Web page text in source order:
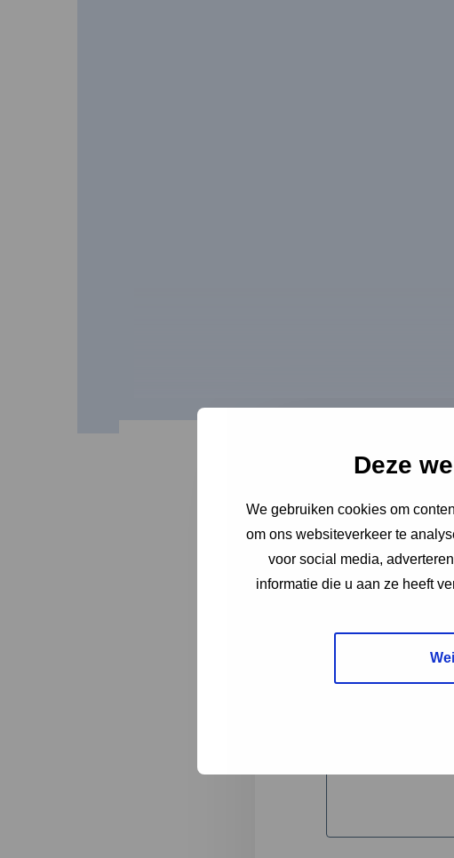
Deze
We gebruiken cookies om
om ons websiteverkeer te
voor social media,
informatie die u aan ze heeft
"* " geeft vereiste
1
Volledige